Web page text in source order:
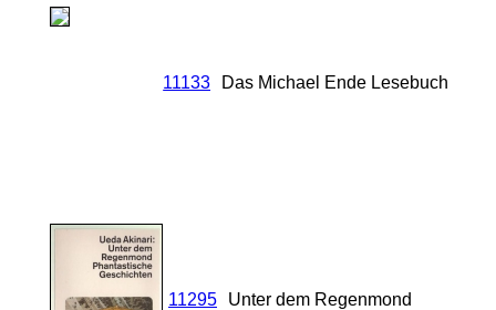
11133 Das Michael Ende Lesebuch
11295 Unter dem Regenmond